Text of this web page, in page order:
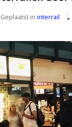
Geplaatst in interrail